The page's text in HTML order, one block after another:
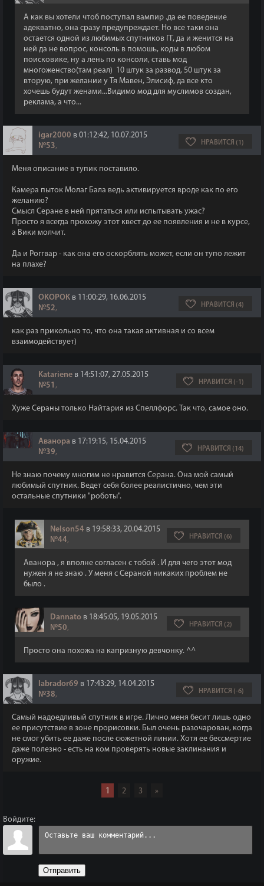
А как вы хотели чтоб поступал вампир .да ее поведение
адекватно, она сразу предупреждает. Но все таки она
остается одной из любимых спутников ГГ, да и женится на
ней да не вопрос, консоль в помошь, коды в любом
поисковике, ну а лень по консоли, ставь мод
многоженство(там реал) 10 штук за развод, 50 штук за
вторую, при желании у Тя Мавен, Элисиф, да все кто
хочешь будут женами...Видимо мод для муслимов создан,
реклама, а что...
igar2000 в 01:12:42, 10.07.2015
№53, НРАВИТСЯ (1)
Меня описание в тупик поставило.
Камера пыток Молаг Бала ведь активируется вроде как по его
желанию?
Смысл Серане в ней прятаться или испытывать ужас?
Просто я всегда прохожу этот квест до ее появления и не в курсе,
а Вики молчит.
Да и Роггвар - как она его оскорблять может, если он тупо лежит
на плахе?
OKOPOK в 11:00:29, 16.06.2015
№52, НРАВИТСЯ (4)
как раз прикольно то, что она такая активная и со всем
взаимодействует)
Katariene в 14:51:07, 27.05.2015
№51 , НРАВИТСЯ (-1)
Хуже Сераны только Найтария из Спеллфорс. Так что, самое оно.
Аванора в 17:19:15, 15.04.2015
№39, НРАВИТСЯ (14)
Не знаю почему многим не нравится Серана. Она мой самый
любимый спутник. Ведет себя более реалистично, чем эти
остальные спутники "роботы".
Nelson54 в 19:58:33, 20.04.2015
№44, НРАВИТСЯ (6)
Аванора , я вполне согласен с тобой . И для чего этот мод
нужен я не знаю . У меня с Сераной никаких проблем не
было .
Dannato в 18:45:05, 19.05.2015
№50, НРАВИТСЯ (2)
Просто она похожа на капризную девчонку. ^^
labrador69 в 17:43:29, 14.04.2015
№38, НРАВИТСЯ (-6)
Самый надоедливый спутник в игре. Лично меня бесит лишь одно
ее присутствие в зоне прорисовки. Был очень разочарован, когда
не смог убить ее даже после сюжетной линии. Хотя ее бессмертие
даже полезно - есть на ком проверять новые заклинания и
оружие.
1 2 3 »
Войдите:
Отправить